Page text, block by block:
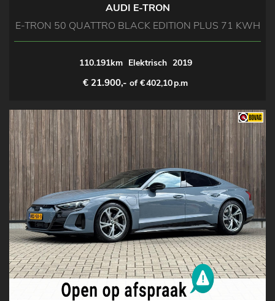
AUDI E-TRON
E-TRON 50 QUATTRO BLACK EDITION PLUS 71 KWH
110.191km Elektrisch 2019
€ 21.900,- of €402,10p.m